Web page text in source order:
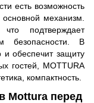
есть возможность
механизм.
подтверждает
безопасности. В
и обеспечит защиту
гостей, MOTTURA
компактность.
Mottura перед